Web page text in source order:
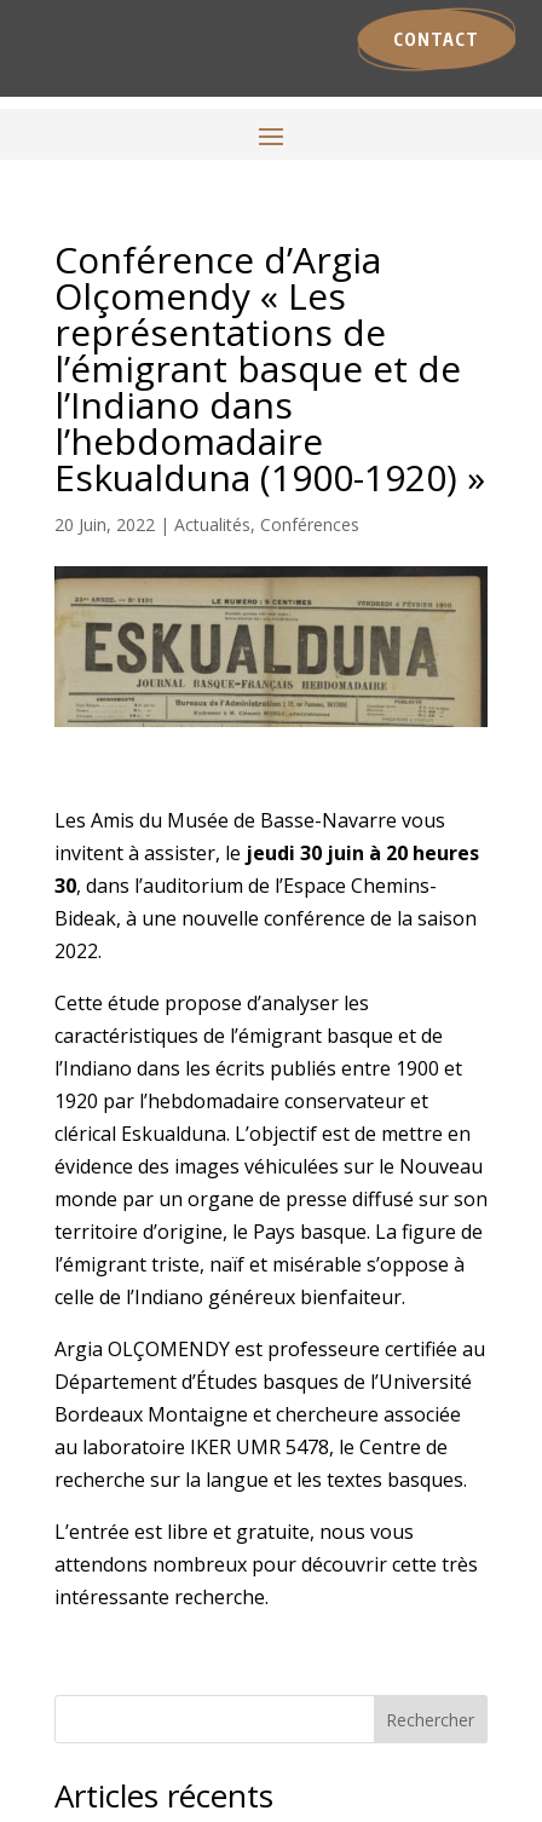
CONTACT
Conférence d’Argia
Olçomendy « Les
représentations de
l’émigrant basque et de
l’Indiano dans
l’hebdomadaire
Eskualduna (1900-1920) »
20 Juin, 2022| Actualités, Conférences
Les Amis du Musée de Basse-Navarre vous
invitent à assister, le jeudi 30 juin à 20 heures
30, dans l’auditorium de l’Espace Chemins-
Bideak, à une nouvelle conférence de la saison
2022.
Cette étude propose d’analyser les
caractéristiques de l’émigrant basque et de
l’Indiano dans les écrits publiés entre 1900 et
1920 par l’hebdomadaire conservateur et
clérical Eskualduna. L’objectif est de mettre en
évidence des images véhiculées sur le Nouveau
monde par un organe de presse diffusé sur son
territoire d’origine, le Pays basque. La figure de
l’émigrant triste, naïf et misérable s’oppose à
celle de l’Indiano généreux bienfaiteur.
Argia OLÇOMENDY est professeure certifiée au
Département d’Études basques de l’Université
Bordeaux Montaigne et chercheure associée
au laboratoire IKER UMR 5478, le Centre de
recherche sur la langue et les textes basques.
L’entrée est libre et gratuite, nous vous
attendons nombreux pour découvrir cette très
intéressante recherche.
Rechercher
Articles récents